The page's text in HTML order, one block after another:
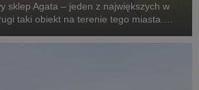
sklep Agata – jeden z największych w
taki obiekt na terenie tego miasta.
i d...